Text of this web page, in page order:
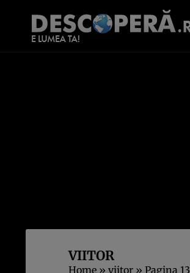
VIITOR
Home » viitor » Pagina 13